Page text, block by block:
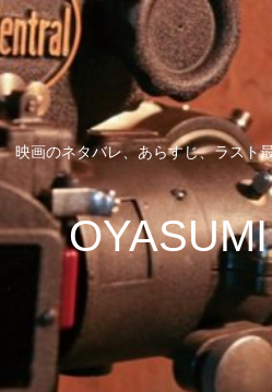
映画のネタバレ、あらすじ、ラスト